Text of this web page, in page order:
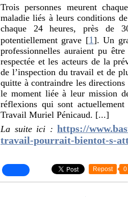
Trois personnes meurent
maladie liés à leurs conditions
chaque 24 heures, près de
potentiellement grave [1 ]. Un
professionnelles auraient pu
respectée et les acteurs de la
de l’inspection du travail et de
quitte à contraindre les
le moment liée à leur mission
réflexions qui sont
Travail Muriel Pénicaud. [...]
La suite ici : https://
travail-pourrait-bientot-s-
Repost 0